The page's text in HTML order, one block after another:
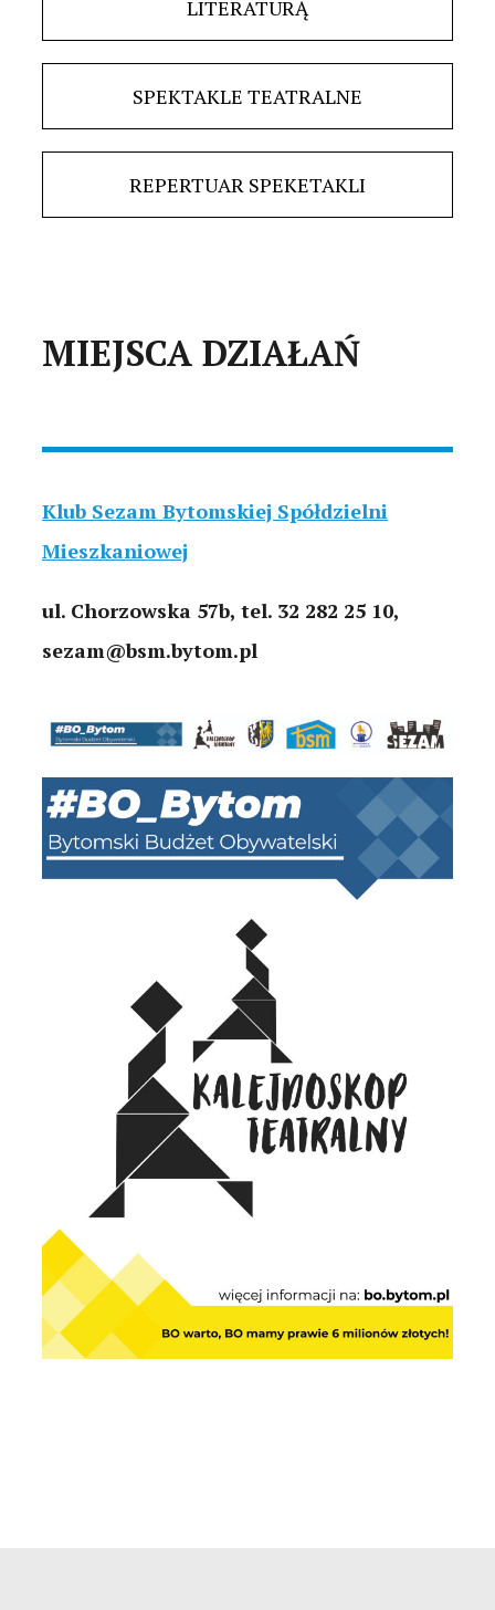
LITERATURĄ
SPEKTAKLE TEATRALNE
REPERTUAR SPEKETAKLI
MIEJSCA DZIAŁAŃ
Klub Sezam Bytomskiej Spółdzielni
Mieszkaniowej
ul. Chorzowska 57b, tel. 32 282 25 10,
sezam@bsm.bytom.pl